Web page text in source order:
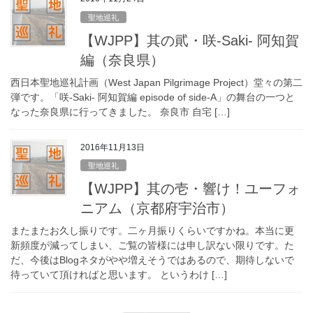
聖地巡礼
【WJPP】其の貮・咲-Saki- 阿知賀
編（奈良県）
西日本聖地巡礼計画（West Japan Pilgrimage Project）堂々の第二
弾です。「咲-Saki- 阿知賀編 episode of side-A」の舞台の一つと
なった奈良県に行ってきました。 奈良市 自宅 […]
2016年11月13日
聖地巡礼
【WJPP】其の壱・響け！ユーフォ
ニアム（京都府宇治市）
またまたお久し振りです。二ヶ月振りくらいですかね。本当に更
新頻度が減ってしまい、ご覧の皆様には申し訳ない限りです。た
だ、今後はBlogネタがやや増えそうではあるので、期待しないで
待っていて頂ければと思います。 というわけ […]